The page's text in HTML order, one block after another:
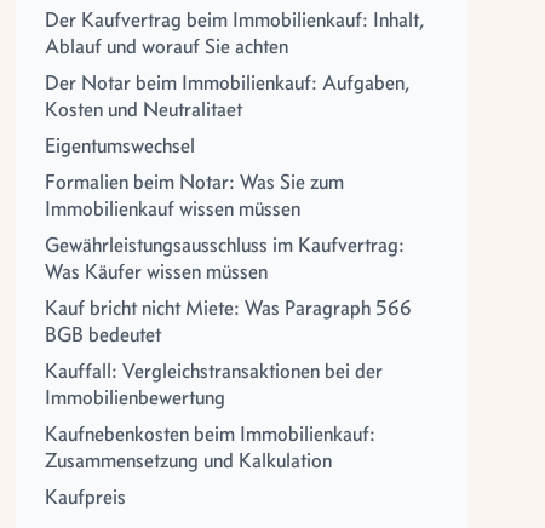
Der Kaufvertrag beim Immobilienkauf: Inhalt,
Ablauf und worauf Sie achten
Der Notar beim Immobilienkauf: Aufgaben,
Kosten und Neutralitaet
Eigentumswechsel
Formalien beim Notar: Was Sie zum
Immobilienkauf wissen müssen
Gewährleistungsausschluss im Kaufvertrag:
Was Käufer wissen müssen
Kauf bricht nicht Miete: Was Paragraph 566
BGB bedeutet
Kauffall: Vergleichstransaktionen bei der
Immobilienbewertung
Kaufnebenkosten beim Immobilienkauf:
Zusammensetzung und Kalkulation
Kaufpreis